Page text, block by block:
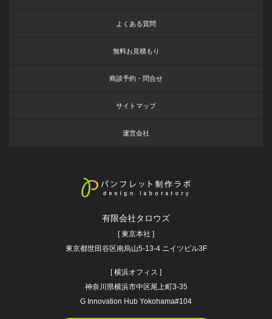
よくある質問
無料お見積もり
商談予約・問合せ
サイトマップ
運営会社
有限会社タロウズ
[ 東京本社 ]
東京都世田谷区南烏山5-13-4 ニイツビル3F
[ 横浜オフィス ]
神奈川県横浜市中区尾上町3-35
G Innovation Hub Yokohama#104